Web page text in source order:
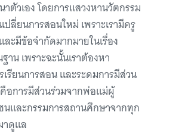
วเอง โดยการแสวงหานวัตกรรม
ปลี่ยนการสอนใหม่ เพราะเรามีครู
ะมีข้อจำกัดมากมายในเรื่อง
าน เพราะฉะนั้นเราต้องหา
รียนการสอน และระดมการมีส่วน
อการมีส่วนร่วมจากพ่อแม่ผู้
และกรรมการสถานศึกษาจากทุก
าดูแล